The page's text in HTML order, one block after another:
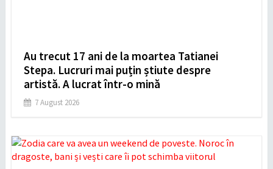
Au trecut 17 ani de la moartea Tatianei
Stepa. Lucruri mai puțin știute despre
artistă. A lucrat într-o mină
7 August 2026